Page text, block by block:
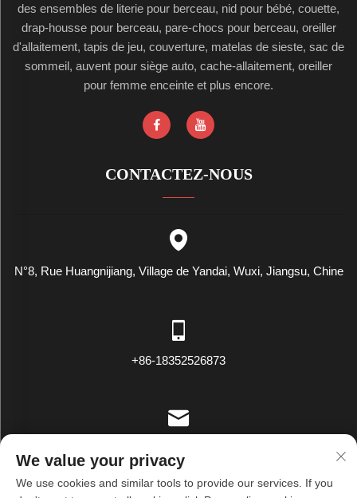
des ensembles de literie pour berceau, nid pour bébé, couette,
drap-housse pour berceau, pare-chocs pour berceau, oreiller
d'allaitement, tapis de jeu, couverture, matelas de sieste, sac de
sommeil, auvent pour siège auto, cache-allaitement, oreiller
pour femme enceinte et plus encore.
CONTACTEZ-NOUS
N°8, Rue Huangnijiang, Village de Yandai, Wuxi, Jiangsu, Chine
+86-18352526873
We value your privacy
We use cookies and similar tools to provide our services. If you